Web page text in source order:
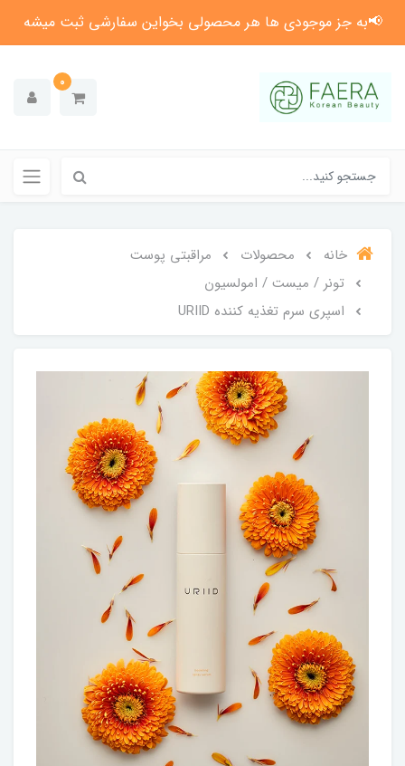
📢به جز موجودی ها هر محصولی بخواین سفارشی ثبت میشه
0
خانه محصولات
مراقبتی پوست
تونر / میست / امولسیون
اسپری سرم تغذیه کننده URIID